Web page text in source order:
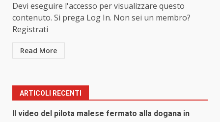
Devi eseguire l'accesso per visualizzare questo
contenuto. Si prega Log In. Non sei un membro?
Registrati
Read More
ARTICOLI RECENTI
Il video del pilota malese fermato alla dogana in